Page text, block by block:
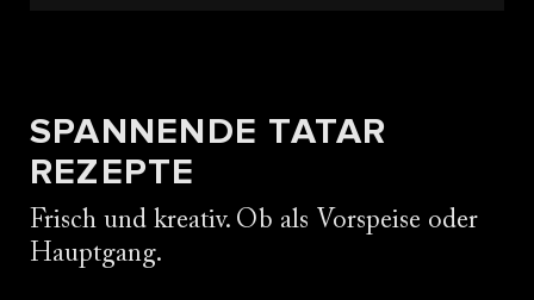
SPANNENDE TATAR
REZEPTE
Frisch und kreativ. Ob als Vorspeise oder
Hauptgang.